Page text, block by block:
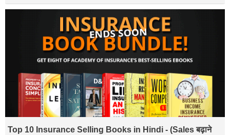
Top 10 Insurance Selling Books in Hindi - (Sales बढ़ाने